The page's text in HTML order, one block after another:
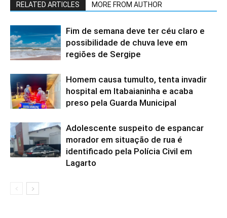
RELATED ARTICLES MORE FROM AUTHOR
Fim de semana deve ter céu claro e
possibilidade de chuva leve em
regiões de Sergipe
Homem causa tumulto, tenta invadir
hospital em Itabaianinha e acaba
preso pela Guarda Municipal
Adolescente suspeito de espancar
morador em situação de rua é
identificado pela Polícia Civil em
Lagarto